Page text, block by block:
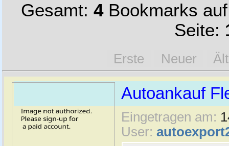
Gesamt: 4Bookmarks
Seite:
Erste Neuer
Autoankauf
Eingetragen am:
User: